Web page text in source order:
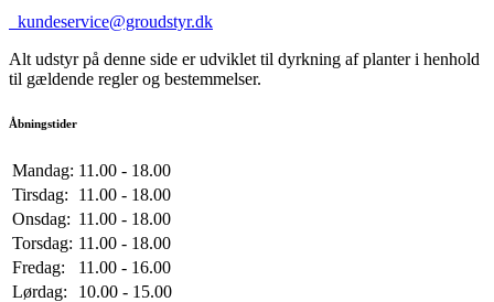
kundeservice@groudstyr.dk
Alt udstyr på denne side er udviklet til dyrkning af planter i henhold
til gældende regler og bestemmelser.
Åbningstider
Mandag: 11.00 - 18.00
Tirsdag:
11.00 - 18.00
Onsdag: 11.00 - 18.00
Torsdag: 11.00 - 18.00
Fredag:
11.00 - 16.00
Lørdag:
10.00 - 15.00